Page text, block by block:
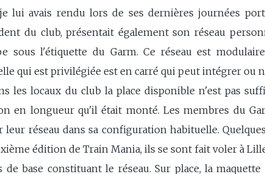
lui avais rendu lors de ses dernières journées
du club, présentait également son réseau
sous l'étiquette du Garm. Ce réseau est
qui est privilégiée est en carré qui peut intégrer ou
les locaux du club la place disponible n'est pas
en longueur qu'il était monté. Les membres du
leur réseau dans sa configuration habituelle.
édition de Train Mania, ils se sont fait voler à
de base constituant le réseau. Sur place, la